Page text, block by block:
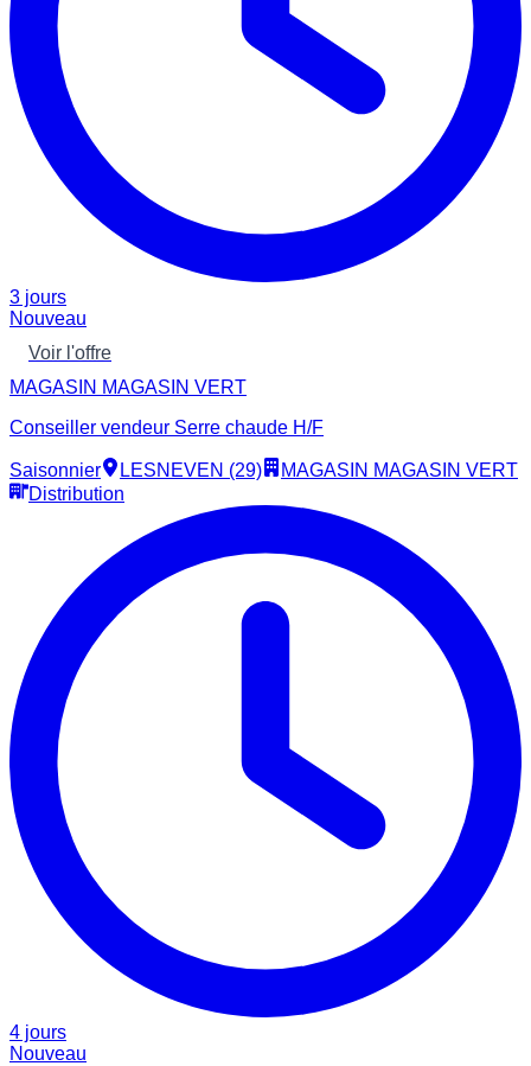
3 jours
Nouveau
Voir l'offre
MAGASIN MAGASIN VERT
Conseiller vendeur Serre chaude H/F
Saisonnier LESNEVEN (29)
MAGASIN MAGASIN VERT
Distribution
4 jours
Nouveau